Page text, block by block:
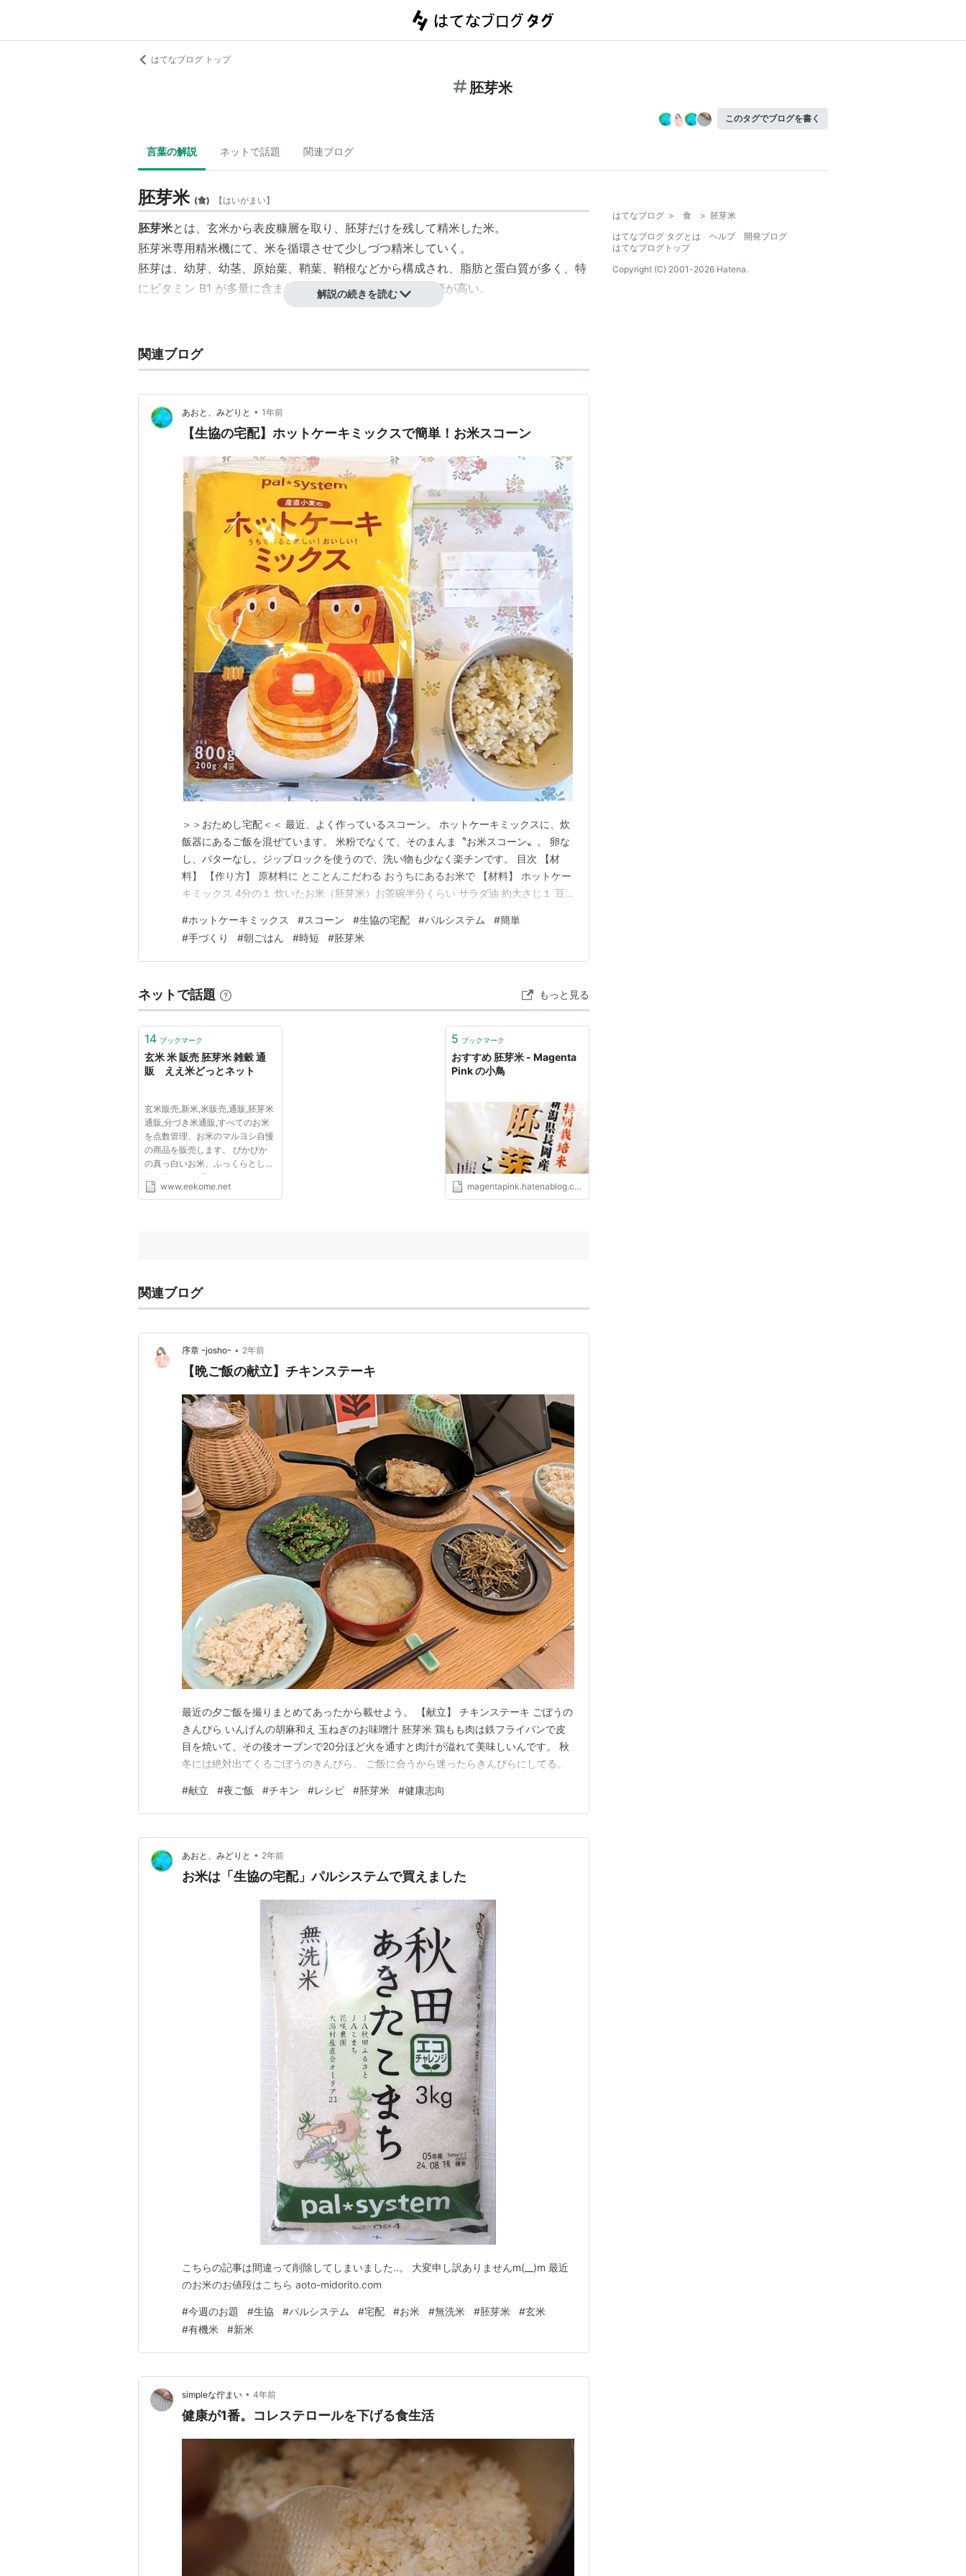
はてなブログ トップ
胚芽米
このタグでブログを書く
言葉の解説 ネットで話題 関連ブログ
胚芽米 (食) 【はいがまい】
胚芽米とは、玄米から表皮糠層を取り、胚芽だけを残して精米した米。
胚芽米専用精米機にて、米を循環させて少しづつ精米していく。
胚芽は、幼芽、幼茎、原始葉、鞘葉、鞘根などから構成され、脂肪と蛋白質が多く、特
にビタミン B1 が多量に含まれているので、白米より栄養価が高い。
解説の続きを読む
関連ブログ
あおと、みどりと • 1年前
【生協の宅配】ホットケーキミックスで簡単！お米スコーン
＞＞おためし宅配＜＜ 最近、よく作っているスコーン。 ホットケーキミックスに、炊
飯器にあるご飯を混ぜています。 米粉でなくて、そのまんま〝お米スコーン〟。 卵な
し、バターなし。ジップロックを使うので、洗い物も少なく楽チンです。 目次 【材
料】 【作り方】 原材料に とことんこだわる おうちにあるお米で 【材料】 ホットケー
キミックス 4分の１ 炊いたお米（胚芽米）お茶碗半分くらい サラダ油 約大さじ１ 豆
入れます。 【作り方】 ※オーブンを170℃に温めておく １．ジップロックに材料をす
べて入れ、お米をつぶしな…
#ホットケーキミックス #スコーン #生協の宅配 #パルシステム #簡単
#手づくり #朝ごはん #時短 #胚芽米
ネットで話題 もっと見る
14 ブックマーク
玄米 米 販売 胚芽米 雑穀 通
販 ええ米どっとネット
玄米販売,新米,米販売,通販,胚芽米
通販,分づき米通販,すべてのお米
を点数管理、お米のマルヨシ自慢
の商品を販売します。 ぴかぴか
の真っ白いお米、ふっくらとした
炊き上がり。 「わあ、おいしそ
うなお米」思わずもれたその声を
www.eekome.net
5 ブックマーク
おすすめ 胚芽米 - Magenta
Pink の小鳥
magentapink.hatenablog.com
関連ブログ
序章 ｰjoshoｰ • 2年前
【晩ご飯の献立】チキンステーキ
最近の夕ご飯を撮りまとめてあったから載せよう。 【献立】 チキンステーキ ごぼうの
きんぴら いんげんの胡麻和え 玉ねぎのお味噌汁 胚芽米 鶏もも肉は鉄フライパンで皮
目を焼いて、その後オーブンで20分ほど火を通すと肉汁が溢れて美味しいんです。 秋
冬には絶対出てくるごぼうのきんぴら。 ご飯に合うから迷ったらきんぴらにしてる。
#献立 #夜ご飯 #チキン #レシピ #胚芽米 #健康志向
あおと、みどりと • 2年前
お米は「生協の宅配」パルシステムで買えました
こちらの記事は間違って削除してしまいました‥。 大変申し訳ありませんm(__)m 最近
のお米のお値段はこちら aoto-midorito.com
#今週のお題 #生協 #パルシステム #宅配 #お米 #無洗米 #胚芽米 #玄米
#有機米 #新米
simpleな佇まい • 4年前
健康が1番。コレステロールを下げる食生活
はてなブログ > 食 > 胚芽米
はてなブログ タグとは
ヘルプ
開発ブログ
はてなブログトップ
Copyright (C) 2001-2026 Hatena.